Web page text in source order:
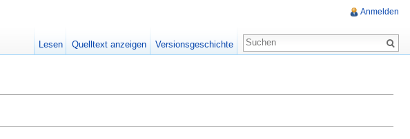
Anmelden
Lesen Quelltext anzeigen Versionsgeschichte